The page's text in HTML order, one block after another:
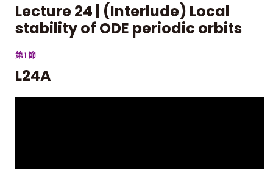
Lecture 24 | (Interlude) Local
stability of ODE periodic orbits
第1節
L24A